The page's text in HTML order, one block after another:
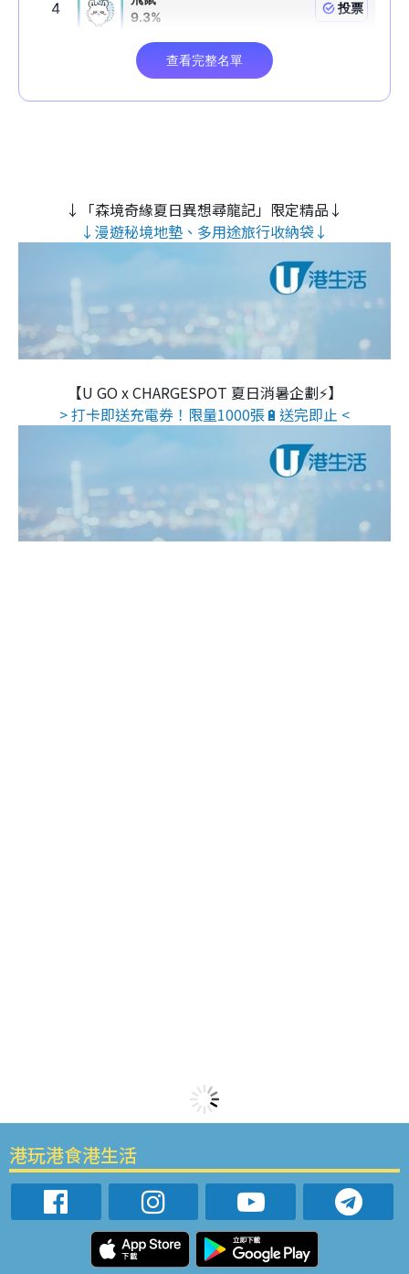
↓「森境奇緣夏日異想尋龍記」限定精品↓
↓漫遊秘境地墊、多用途旅行收納袋↓
【U GO x CHARGESPOT 夏日消暑企劃⚡】
> 打卡即送充電券！限量1000張🔋送完即止 <
港玩港食港生活